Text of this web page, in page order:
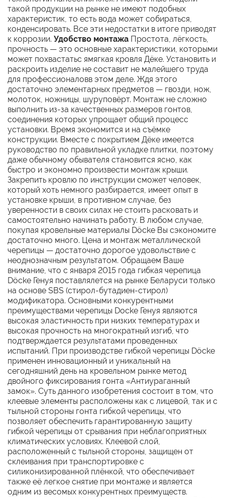
такой продукции на рынке не имеют подобных
характеристик, то есть вода может собираться,
конденсировать. Все эти недостатки в итоге приводят
к коррозии. Удобство монтажа Простота, лёгкость,
прочность — это основные характеристики, которыми
может похвастатьс ямягкая кровля Дёке. Установить и
раскроить изделие не составит не малейшего труда
для профессионаловв этом деле. Ждя этого
достаточно элементарных предметов — гвозди, нож,
молоток, ножницы, шуруповёрт. Монтаж не сложно
выполнить из-за качественных размеров гонтов,
соединения которых упрощает общий процесс
установки. Время экономится и на съёмке
конструкции. Вместе с покрытием Дёке имеется
руководство по правильной укладке плитки, поэтому
даже обычному обывателя становится ясно, как
быстро и экономно произвести монтаж крыши.
Закрепить кровлю по инструкции сможет человек,
который хоть немного разбирается, имеет опыт в
установке крыши, в противном случае, без
уверенности в своих силах не стоить расковать и
самостоятельно начинать работу. В любом случае,
покупая кровельные материалы Döcke Вы сэкономите
достаточно много. Цена и монтаж металлической
черепицы — достаточно дорогое удовольствие с
неоднозначным результатом. Обращаем Ваше
внимание, что с января 2015 года гибкая черепица
Döcke Генуя поставлялется на рынке Беларуси только
на основе SBS (стирол-бутадиен-стирол)
модификатора. Основными конкурентными
преимуществами черепицы Docke Генуя являются
высокая эластичность при низких температурах и
высокая прочность на многократный изгиб, что
подтверждается результатами проведенных
испытаний. При производстве гибкой черепицы Döcke
применен инновационный и уникальный на
сегодняшний день на кровельном рынке метод
двойного фиксирования гонта «Антиураганный
замок». Суть данного изобретения состоит в том, что
клеевые элементы расположены как с лицевой, так и с
тыльной стороны гонта гибкой черепицы, что
позволяет обеспечить гарантированную защиту
гибкой черепицы от срывания при неблагоприятных
климатических условиях. Клеевой слой,
расположенный с тыльной стороны, защищен от
склеивания при транспортировке с
силиконизированной плёнкой, что обеспечивает
также её легкое снятие при монтаже и является
одним из весомых конкурентных преимуществ.